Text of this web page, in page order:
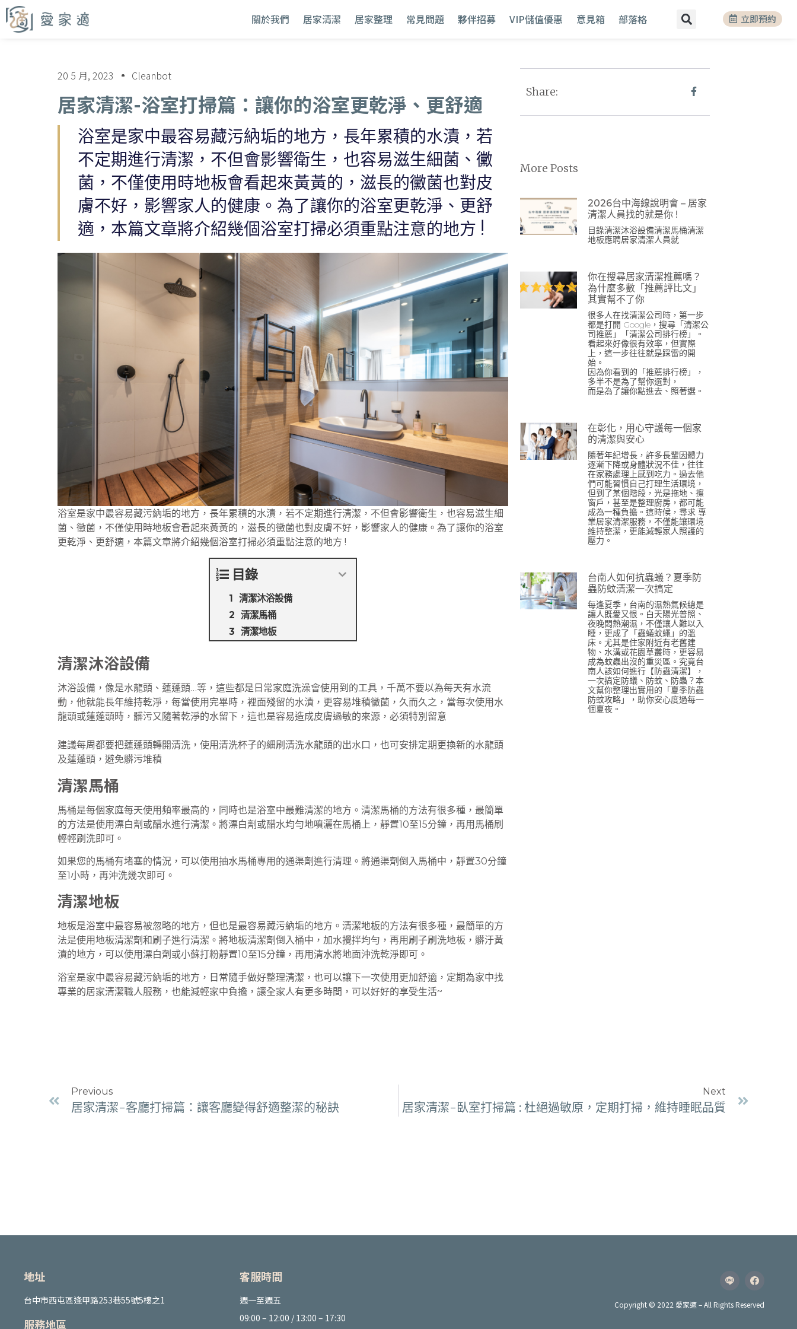
關於我們 居家清潔 居家整理 常見問題 夥伴招募 VIP儲值優惠 意見箱 部落格 立即預約
20 5 月, 2023 Cleanbot
居家清潔-浴室打掃篇：讓你的浴室更乾淨、更舒適
浴室是家中最容易藏污納垢的地方，長年累積的水漬，若
不定期進行清潔，不但會影響衛生，也容易滋生細菌、黴
菌，不僅使用時地板會看起來黃黃的，滋長的黴菌也對皮
膚不好，影響家人的健康。為了讓你的浴室更乾淨、更舒
適，本篇文章將介紹幾個浴室打掃必須重點注意的地方 !
浴室是家中最容易藏污納垢的地方，長年累積的水漬，若不定期進行清潔，不但會影響衛生，也容易滋生細
菌、黴菌，不僅使用時地板會看起來黃黃的，滋長的黴菌也對皮膚不好，影響家人的健康。為了讓你的浴室
更乾淨、更舒適，本篇文章將介紹幾個浴室打掃必須重點注意的地方 !
目錄
清潔沐浴設備
清潔馬桶
清潔地板
清潔沐浴設備
沐浴設備，像是水龍頭、蓮蓬頭…等，這些都是日常家庭洗澡會使用到的工具，千萬不要以為每天有水流
動，他就能長年維持乾淨，每當使用完畢時，裡面殘留的水漬，更容易堆積黴菌，久而久之，當每次使用水
龍頭或蓮蓬頭時，髒污又隨著乾淨的水留下，這也是容易造成皮膚過敏的來源，必須特別留意
建議每周都要把蓮蓬頭轉開清洗，使用清洗杯子的細刷清洗水龍頭的出水口，也可安排定期更換新的水龍頭
及蓮蓬頭，避免髒污堆積
清潔馬桶
馬桶是每個家庭每天使用頻率最高的，同時也是浴室中最難清潔的地方。清潔馬桶的方法有很多種，最簡單
的方法是使用漂白劑或醋水進行清潔。將漂白劑或醋水均勻地噴灑在馬桶上，靜置10至15分鐘，再用馬桶刷
輕輕刷洗即可。
如果您的馬桶有堵塞的情況，可以使用抽水馬桶專用的通渠劑進行清理。將通渠劑倒入馬桶中，靜置30分鐘
至1小時，再沖洗幾次即可。
清潔地板
地板是浴室中最容易被忽略的地方，但也是最容易藏污納垢的地方。清潔地板的方法有很多種，最簡單的方
法是使用地板清潔劑和刷子進行清潔。將地板清潔劑倒入桶中，加水攪拌均勻，再用刷子刷洗地板，髒汙黃
漬的地方，可以使用漂白劑或小蘇打粉靜置10至15分鐘，再用清水將地面沖洗乾淨即可。
浴室是家中最容易藏污納垢的地方，日常隨手做好整理清潔，也可以讓下一次使用更加舒適，定期為家中找
專業的居家清潔職人服務，也能減輕家中負擔，讓全家人有更多時間，可以好好的享受生活~
Share:
More Posts
2026台中海線說明會 – 居家
清潔人員找的就是你 !
目錄清潔沐浴設備清潔馬桶清潔
地板應聘居家清潔人員就
你在搜尋居家清潔推薦嗎？
為什麼多數「推薦評比文」
其實幫不了你
很多人在找清潔公司時，第一步
都是打開 Google，搜尋「清潔公
司推薦」「清潔公司排行榜」。
看起來好像很有效率，但實際
上，這一步往往就是踩雷的開
始。
因為你看到的「推薦排行榜」，
多半不是為了幫你選對，
而是為了讓你點進去、照著選。
在彰化，用心守護每一個家
的清潔與安心
隨著年紀增長，許多長輩因體力
逐漸下降或身體狀況不佳，往往
在家務處理上感到吃力。過去他
們可能習慣自己打理生活環境，
但到了某個階段，光是拖地、擦
窗戶，甚至是整理廚房，都可能
成為一種負擔。這時候，尋求 專
業居家清潔服務，不僅能讓環境
維持整潔，更能減輕家人照護的
壓力。
台南人如何抗蟲蟻？夏季防
蟲防蚊清潔一次搞定
每逢夏季，台南的濕熱氣候總是
讓人既愛又恨。白天陽光普照、
夜晚悶熱潮濕，不僅讓人難以入
睡，更成了「蟲蟻蚊蠅」的溫
床。尤其是住家附近有老舊建
物、水溝或花園草叢時，更容易
成為蚊蟲出沒的重災區。究竟台
南人該如何進行【防蟲清潔】，
一次搞定防蟻、防蚊、防蟲？本
文幫你整理出實用的「夏季防蟲
防蚊攻略」，助你安心度過每一
個夏夜。
Previous
居家清潔-客廳打掃篇：讓客廳變得舒適整潔的秘訣
Next
居家清潔-臥室打掃篇 : 杜絕過敏原，定期打掃，維持睡眠品質
地址
台中市西屯區逢甲路253巷55號5樓之1
服務地區
客服時間
週一至週五
09:00 – 12:00 / 13:00 – 17:30
Copyright © 2022 愛家適 – All Rights Reserved